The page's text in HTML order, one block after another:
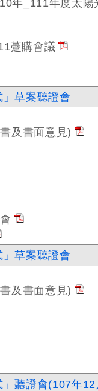
年_111年度太陽
躉購會議
草案聽證會
及書面意見)
草案聽證會
及書面意見)
聽證會(107年